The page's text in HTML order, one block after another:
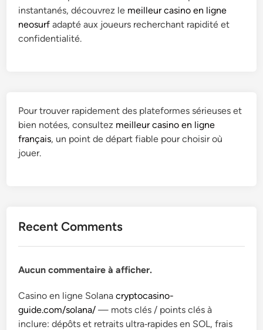
instantanés, découvrez le meilleur casino en ligne
neosurf adapté aux joueurs recherchant rapidité et
confidentialité.
Pour trouver rapidement des plateformes sérieuses et
bien notées, consultez meilleur casino en ligne
français, un point de départ fiable pour choisir où
jouer.
Recent Comments
Aucun commentaire à afficher.
Casino en ligne Solanacryptocasino-
guide.com/solana/ — mots clés / points clés à
inclure: dépôts et retraits ultra‑rapides en SOL, frais